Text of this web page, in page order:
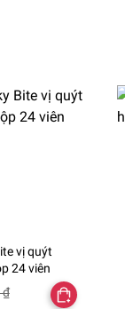
vị quýt
24 viên
₫